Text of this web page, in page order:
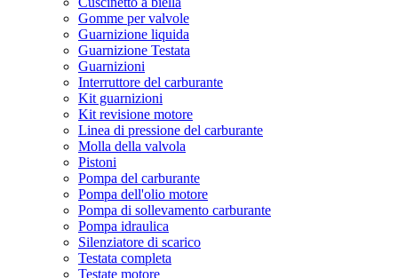
Gomme per valvole
Guarnizione liquida
Guarnizione Testata
Guarnizioni
Interruttore del carburante
Kit guarnizioni
Kit revisione motore
Linea di pressione del carburante
Molla della valvola
Pistoni
Pompa del carburante
Pompa dell'olio motore
Pompa di sollevamento carburante
Pompa idraulica
Silenziatore di scarico
Testata completa
Testate motore